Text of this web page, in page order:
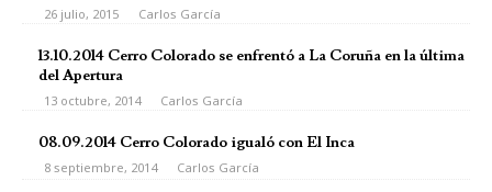
26 julio, 2015 Carlos García
13.10.2014 Cerro Colorado se enfrentó a La Coruña en la última
del Apertura
13 octubre, 2014 Carlos García
08.09.2014 Cerro Colorado igualó con El Inca
8 septiembre, 2014 Carlos García